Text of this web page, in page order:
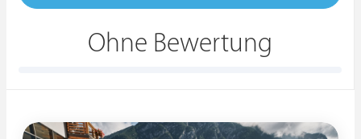
Ohne Bewertung